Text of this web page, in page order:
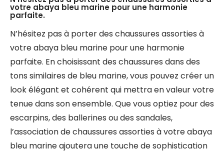
votre abaya bleu marine pour une harmonie
parfaite.
N’hésitez pas à porter des chaussures assorties à
votre abaya bleu marine pour une harmonie
parfaite. En choisissant des chaussures dans des
tons similaires de bleu marine, vous pouvez créer un
look élégant et cohérent qui mettra en valeur votre
tenue dans son ensemble. Que vous optiez pour des
escarpins, des ballerines ou des sandales,
l’association de chaussures assorties à votre abaya
bleu marine ajoutera une touche de sophistication